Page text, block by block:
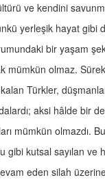
ve kendini
yerleşik hayat gibi
bir yaşam
mümkün olmaz.
Türkler,
aksi hâlde bir
mümkün olmazdı.
gibi kutsal sayılan ve
eden silah